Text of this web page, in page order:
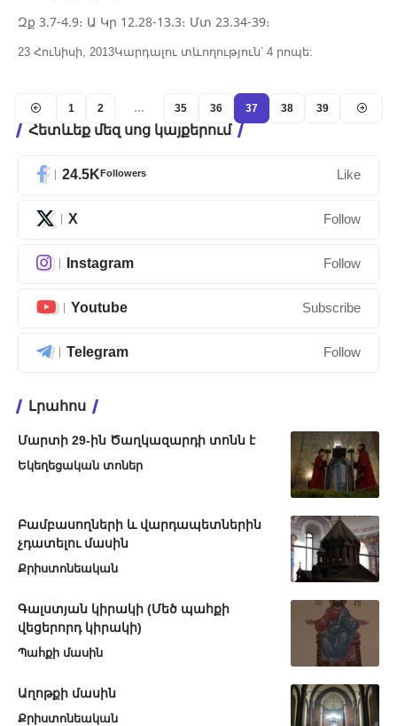
Զք 3.7-4.9։ Ա Կր 12.28-13.3։ Մտ 23.34-39։
23 Հունիսի, 2013Կարդալու տևողություն՝ 4 րոպե:
1 2 … 35 36 37 38 39
Հետևեք մեզ սոց կայքերում
24.5KFollowers Like
X Follow
Instagram Follow
Youtube Subscribe
Telegram Follow
Լրահոս
Մարտի 29-ին Ծաղկազարդի տոնն է
Եկեղեցական տոներ
Բամբասողների և վարդապետներին
չդատելու մասին
Քրիստոնեական
Գալստյան կիրակի (Մեծ պահքի
վեցերորդ կիրակի)
Պահքի մասին
Աղոթքի մասին
Քրիստոնեական